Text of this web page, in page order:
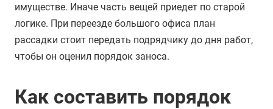
имуществе. Иначе часть вещей приедет по старой
логике. При переезде большого офиса план
рассадки стоит передать подрядчику до дня работ,
чтобы он оценил порядок заноса.
Как составить порядок